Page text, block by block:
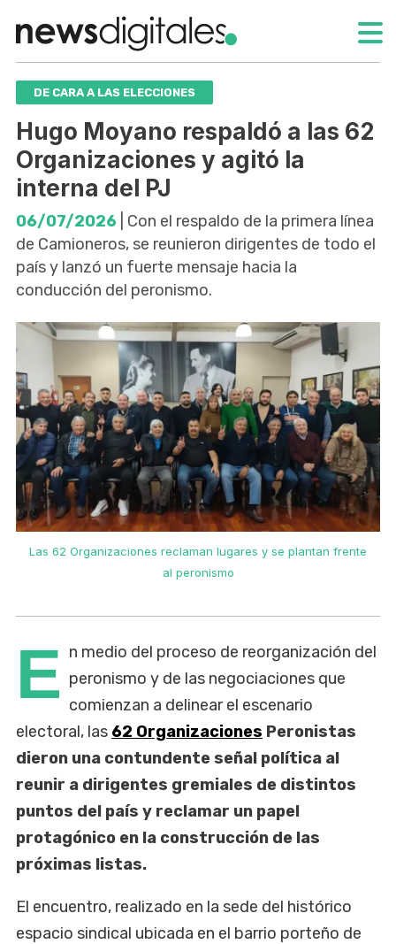
DE CARA A LAS ELECCIONES
Hugo Moyano respaldó a las 62
Organizaciones y agitó la
interna del PJ
06/07/2026 | Con el respaldo de la primera línea
de Camioneros, se reunieron dirigentes de todo el
país y lanzó un fuerte mensaje hacia la
conducción del peronismo.
Las 62 Organizaciones reclaman lugares y se plantan frente
al peronismo
E n medio del proceso de reorganización del
peronismo y de las negociaciones que
comienzan a delinear el escenario
electoral, las 62 Organizaciones Peronistas
dieron una contundente señal política al
reunir a dirigentes gremiales de distintos
puntos del país y reclamar un papel
protagónico en la construcción de las
próximas listas.
El encuentro, realizado en la sede del histórico
espacio sindical ubicada en el barrio porteño de